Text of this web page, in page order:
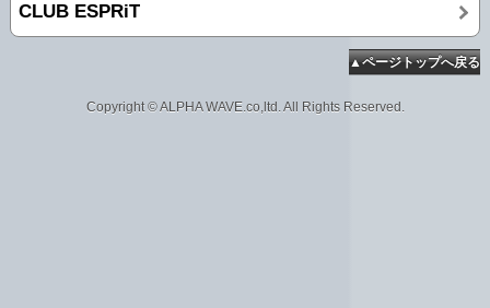
CLUB ESPRiT
▲ページトップへ戻る
Copyright © ALPHA WAVE.co,ltd. All Rights Reserved.